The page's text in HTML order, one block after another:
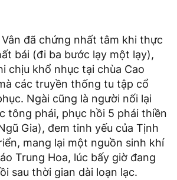
đã chứng nhất tâm khi thực
bái (đi ba bước lạy một lạy),
chịu khổ nhục tại chùa Cao
các truyền thống tu tập cổ
Ngài cũng là người nối lại
tông phái, phục hồi 5 phái thiền
Gia), đem tinh yếu của Tịnh
mang lại một nguồn sinh khí
Trung Hoa, lúc bấy giờ đang
sau thời gian dài loạn lạc.